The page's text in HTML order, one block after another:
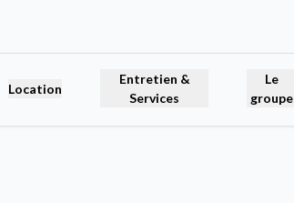
Location
Entretien &
Services
Le
groupe